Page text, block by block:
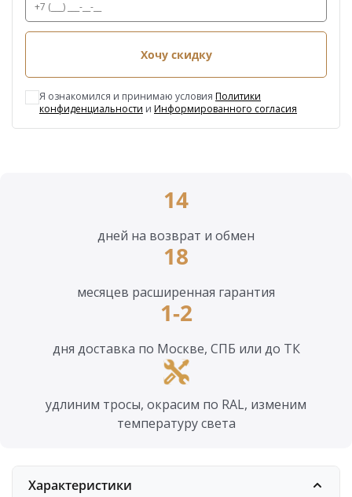
Хочу скидку
Я ознакомился и принимаю условия Политики
конфиденциальности и Информированного согласия
14
дней на возврат и обмен
18
месяцев расширенная гарантия
1-2
дня доставка по Москве, СПБ или до ТК
удлиним тросы, окрасим по RAL, изменим
температуру света
Характеристики